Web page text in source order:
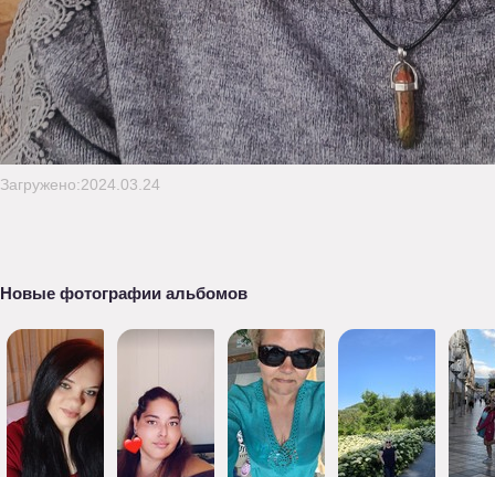
Загружено:2024.03.24
Новые фотографии альбомов